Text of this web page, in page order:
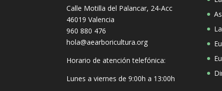
Calle Motilla del Palancar, 24-Acc
46019 Valencia
960 880 476
hola@aearboricultura.org
Horario de atención telefónica:
Lunes a viernes de 9:00h a 13:00h